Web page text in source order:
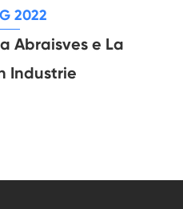
2022
Abraisves e La
Industrie